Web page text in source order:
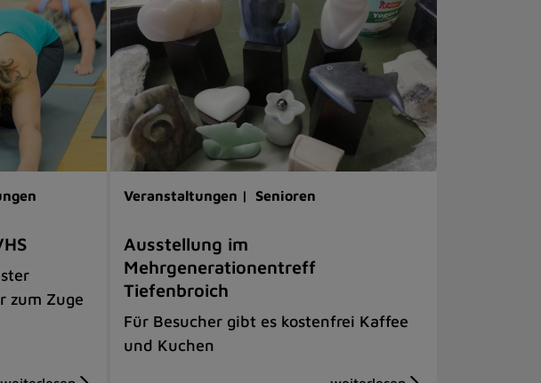
zum Zuge
Veranstaltungen | Senioren
Ausstellung im
Mehrgenerationentreff
Tiefenbroich
Für Besucher gibt es kostenfrei Kaffee
und Kuchen